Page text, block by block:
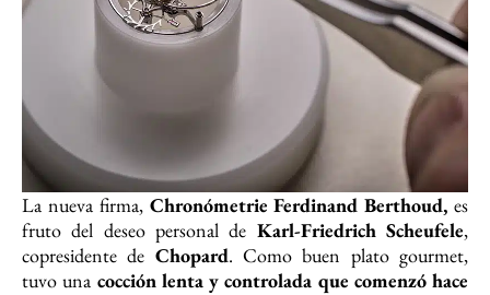
La nueva firma, Chronómetrie Ferdinand Berthoud, es
fruto del deseo personal de Karl-Friedrich Scheufele,
copresidente de Chopard. Como buen plato gourmet,
tuvo una cocción lenta y controlada que comenzó hace